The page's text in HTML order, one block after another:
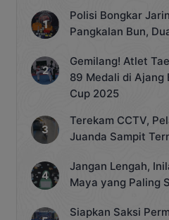
Polisi Bongkar
Pangkalan Bun,
Gemilang! Atlet
89 Medali di Ajang
Cup 2025
Terekam CCTV,
Juanda Sampit
Jangan Lengah,
Maya yang Paling
Siapkan Saksi